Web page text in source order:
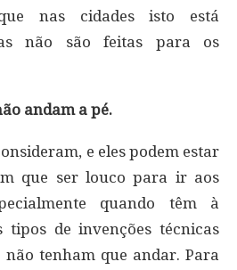
nas cidades isto está
não são feitas para os
andam a pé.
e eles podem estar
que ser louco para ir aos
quando têm à
tipos de invenções técnicas
não tenham que andar. Para